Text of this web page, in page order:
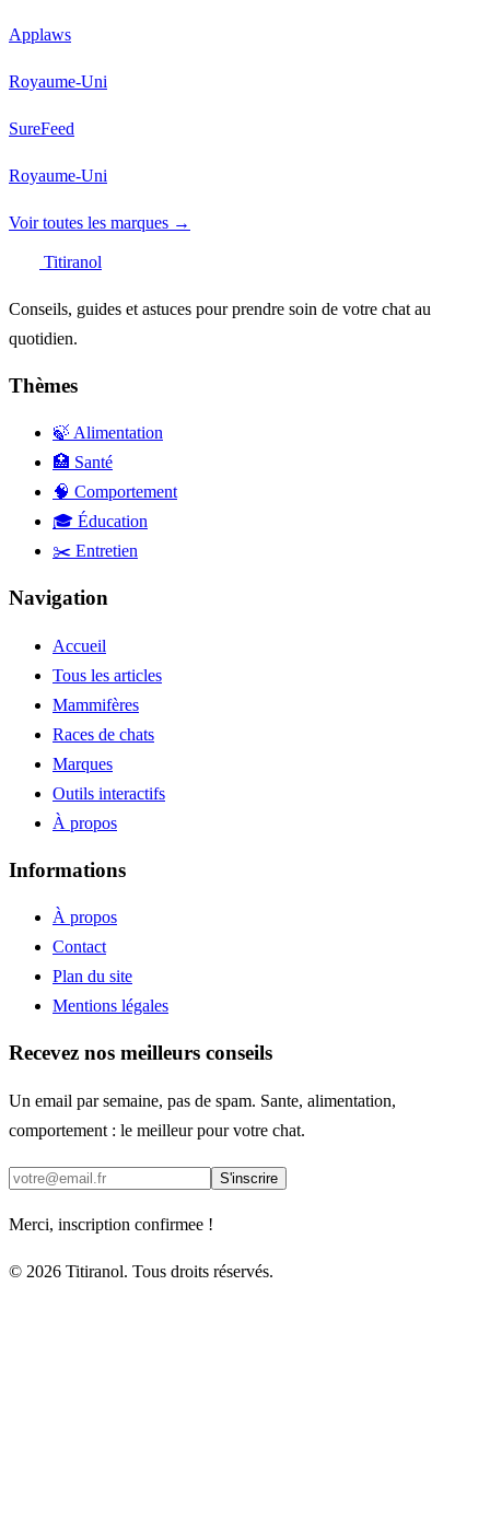
Applaws
Royaume-Uni
SureFeed
Royaume-Uni
Voir toutes les marques →
Titiranol
Conseils, guides et astuces pour prendre soin de votre chat au
quotidien.
Thèmes
🍃 Alimentation
🏥 Santé
🧠 Comportement
🎓 Éducation
✂️ Entretien
Navigation
Accueil
Tous les articles
Mammifères
Races de chats
Marques
Outils interactifs
À propos
Informations
À propos
Contact
Plan du site
Mentions légales
Recevez nos meilleurs conseils
Un email par semaine, pas de spam. Sante, alimentation,
comportement : le meilleur pour votre chat.
S'inscrire
Merci, inscription confirmee !
© 2026 Titiranol. Tous droits réservés.